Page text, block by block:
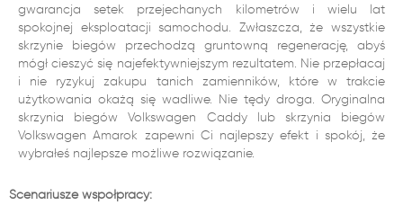
gwarancja setek przejechanych kilometrów i wielu lat
spokojnej eksploatacji samochodu. Zwłaszcza, że wszystkie
skrzynie biegów przechodzą gruntowną regenerację, abyś
mógł cieszyć się najefektywniejszym rezultatem. Nie przepłacaj
i nie ryzykuj zakupu tanich zamienników, które w trakcie
użytkowania okażą się wadliwe. Nie tędy droga. Oryginalna
skrzynia biegów Volkswagen Caddy lub skrzynia biegów
Volkswagen Amarok zapewni Ci najlepszy efekt i spokój, że
wybrałeś najlepsze możliwe rozwiązanie.
Scenariusze współpracy: